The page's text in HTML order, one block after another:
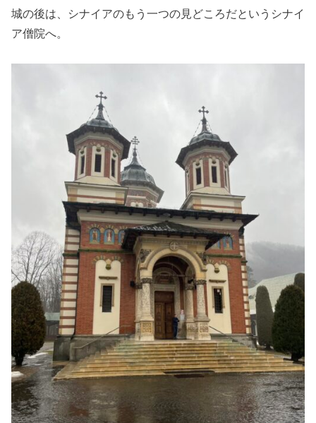
城の後は、シナイアのもう一つの見どころだというシナイ
ア僧院へ。